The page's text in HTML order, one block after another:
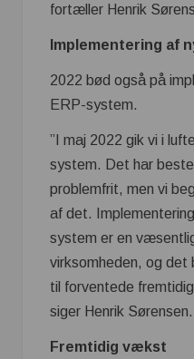
fortæller Henrik
Implementering af
2022 bød også på
ERP-system.
”I maj 2022 gik vi i
system. Det har
problemfrit, men vi
af det.
system er en
virksomheden, og det
til forventede
siger Henrik Sørensen.
Fremtidig vækst